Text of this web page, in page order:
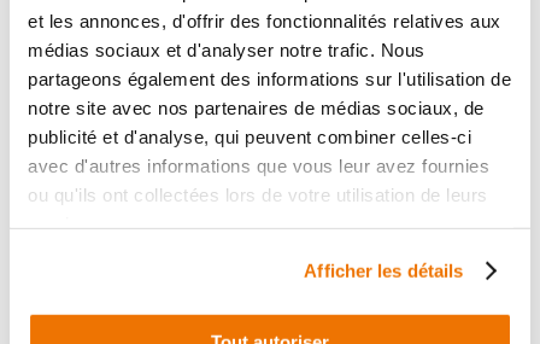
et les annonces, d'offrir des fonctionnalités relatives aux
médias sociaux et d'analyser notre trafic. Nous
partageons également des informations sur l'utilisation de
notre site avec nos partenaires de médias sociaux, de
publicité et d'analyse, qui peuvent combiner celles-ci
avec d'autres informations que vous leur avez fournies
ou qu'ils ont collectées lors de votre utilisation de leurs
Afficher les détails
17,90 € TTC
en stock
Ajouter au panier
CLIGNOTANT ARRIERE G
RÉF : 17987
PEUGEOT ELYSEO 125
Informations sur le véhicule